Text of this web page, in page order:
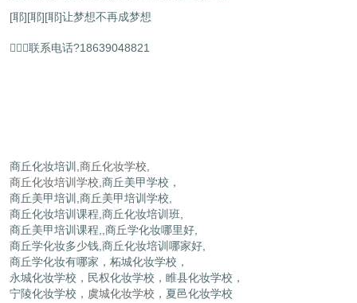
[耶][耶][耶]让梦想不再成梦想
联系电话?18639048821
商丘化妆培训, 商丘化妆学校
商丘化妆培训学校 ,商丘美甲学校，
商丘美甲培训,商丘美甲培训学校,
商丘化妆培训课程,商丘化妆培训班,
商丘美甲培训课程,,商丘学化妆哪里好,
商丘学化妆多少钱,商丘化妆培训哪家好,
商丘学化妆有哪家，柘城化妆学校，
永城化妆学校，民权化妆学校，睢县化妆学校，
宁陵化妆学校， 虞城化妆学校 ，夏邑化妆学校